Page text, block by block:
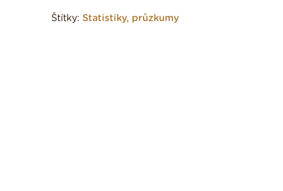
Štítky: Statistiky, průzkumy